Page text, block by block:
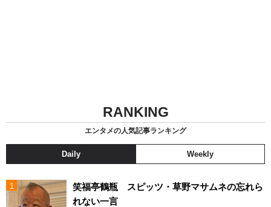
RANKING
エンタメの人気記事ランキング
Daily Weekly
笑福亭鶴瓶 スピッツ・草野マサムネの忘れら
れない一言